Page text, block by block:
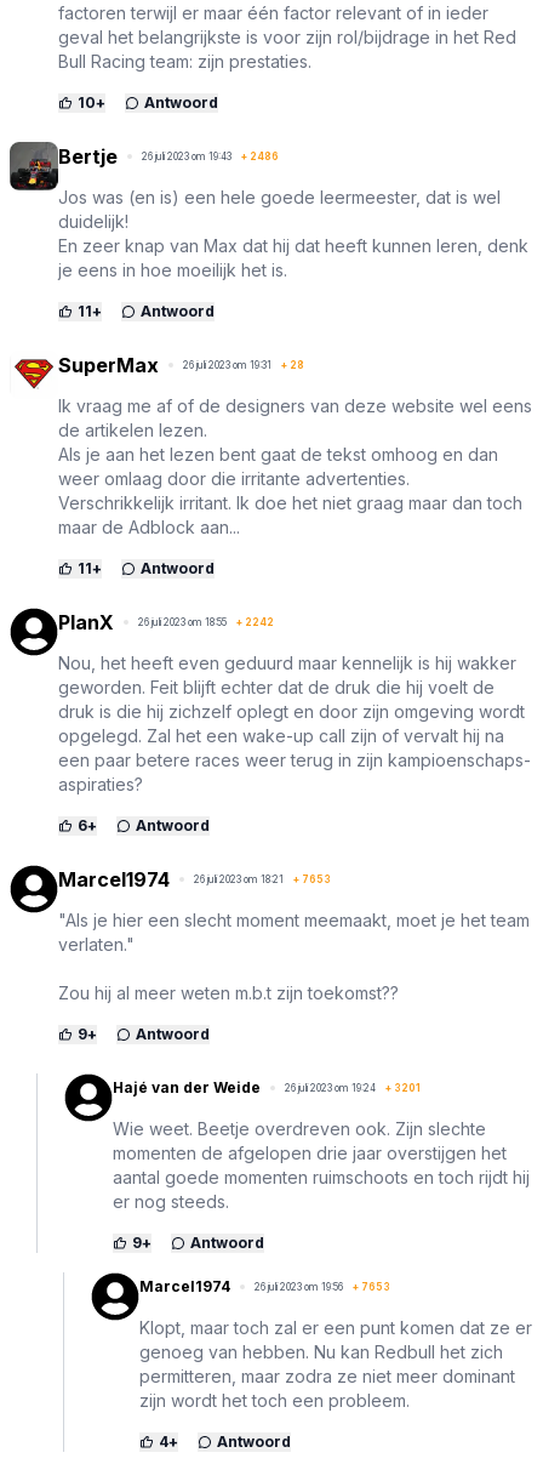
factoren terwijl er maar één factor relevant of in ieder
geval het belangrijkste is voor zijn rol/bijdrage in het Red
Bull Racing team: zijn prestaties.
10+ Antwoord
Bertje 26 juli 2023 om 19:43 + 2486
Jos was (en is) een hele goede leermeester, dat is wel
duidelijk!
En zeer knap van Max dat hij dat heeft kunnen leren, denk
je eens in hoe moeilijk het is.
11+ Antwoord
SuperMax 26 juli 2023 om 19:31 + 28
Ik vraag me af of de designers van deze website wel eens
de artikelen lezen.
Als je aan het lezen bent gaat de tekst omhoog en dan
weer omlaag door die irritante advertenties.
Verschrikkelijk irritant. Ik doe het niet graag maar dan toch
maar de Adblock aan...
11+ Antwoord
PlanX 26 juli 2023 om 18:55 + 2242
Nou, het heeft even geduurd maar kennelijk is hij wakker
geworden. Feit blijft echter dat de druk die hij voelt de
druk is die hij zichzelf oplegt en door zijn omgeving wordt
opgelegd. Zal het een wake-up call zijn of vervalt hij na
een paar betere races weer terug in zijn kampioenschaps-
aspiraties?
6+ Antwoord
Marcel1974 26 juli 2023 om 18:21 + 7653
"Als je hier een slecht moment meemaakt, moet je het team
verlaten."
Zou hij al meer weten m.b.t zijn toekomst??
9+ Antwoord
Hajé van der Weide 26 juli 2023 om 19:24 + 3201
Wie weet. Beetje overdreven ook. Zijn slechte
momenten de afgelopen drie jaar overstijgen het
aantal goede momenten ruimschoots en toch rijdt hij
er nog steeds.
9+ Antwoord
Marcel1974 26 juli 2023 om 19:56 + 7653
Klopt, maar toch zal er een punt komen dat ze er
genoeg van hebben. Nu kan Redbull het zich
permitteren, maar zodra ze niet meer dominant
zijn wordt het toch een probleem.
4+ Antwoord